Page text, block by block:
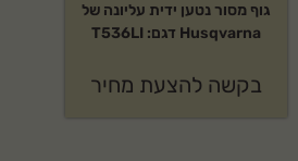
גוף מסור נטען ידית עליונה של
Husqvarna דגם: T536LI
בקשה להצעת מחיר